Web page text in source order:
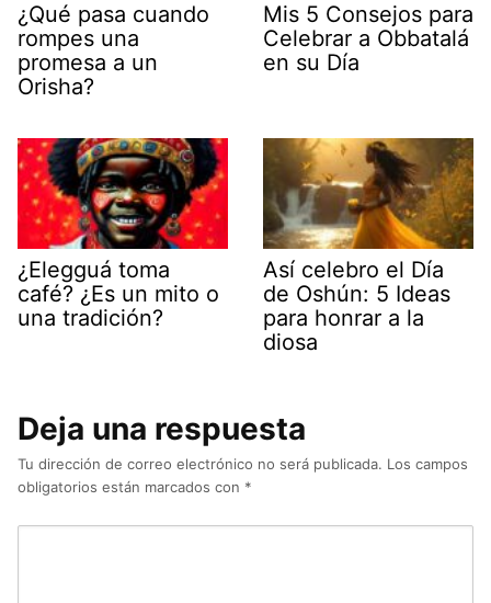
¿Qué pasa cuando
rompes una
promesa a un
Orisha?
Mis 5 Consejos para
Celebrar a Obbatalá
en su Día
¿Elegguá toma
café? ¿Es un mito o
una tradición?
Así celebro el Día
de Oshún: 5 Ideas
para honrar a la
diosa
Deja una respuesta
Tu dirección de correo electrónico no será publicada. Los campos
obligatorios están marcados con *